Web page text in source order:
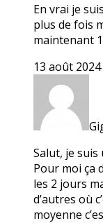
En vrai je
plus de fois
maintenant
13 août
Salut, je suis
Pour moi ça
les 2 jours
d’autres où
moyenne